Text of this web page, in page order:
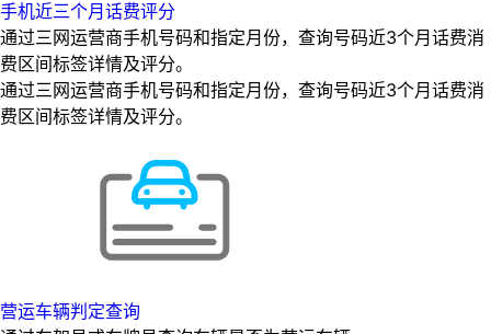
手机近三个月话费评分
通过三网运营商手机号码和指定月份，查询号码近3个月话费消
费区间标签详情及评分。
通过三网运营商手机号码和指定月份，查询号码近3个月话费消
费区间标签详情及评分。
营运车辆判定查询